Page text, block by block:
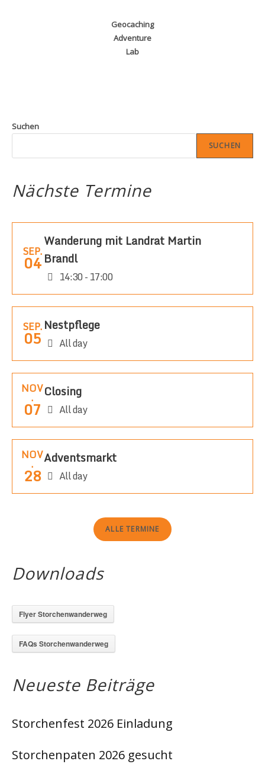
Geocaching
Adventure
Lab
Suchen
SUCHEN
Nächste Termine
SEP.
04
Wanderung mit Landrat Martin
Brandl
14:30 - 17:00
SEP.
05
Nestpflege
All day
NOV
.
07
Closing
All day
NOV
.
28
Adventsmarkt
All day
ALLE TERMINE
Downloads
Flyer Storchenwanderweg
FAQs Storchenwanderweg
Neueste Beiträge
Storchenfest 2026 Einladung
Storchenpaten 2026 gesucht